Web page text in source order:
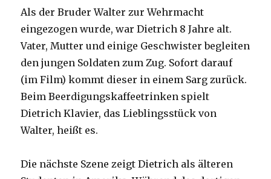
Als der Bruder Walter zur Wehrmacht
eingezogen wurde, war Dietrich 8 Jahre alt.
Vater, Mutter und einige Geschwister begleiten
den jungen Soldaten zum Zug. Sofort darauf
(im Film) kommt dieser in einem Sarg zurück.
Beim Beerdigungskaffeetrinken spielt
Dietrich Klavier, das Lieblingsstück von
Walter, heißt es.
Die nächste Szene zeigt Dietrich als älteren